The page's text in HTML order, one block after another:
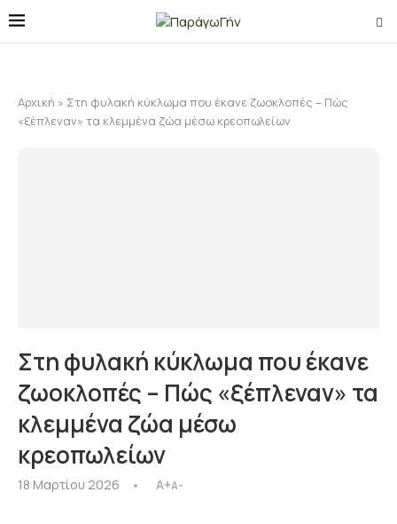
Αρχική » Στη φυλακή κύκλωμα που έκανε ζωοκλοπές – Πώς
«ξέπλεναν» τα κλεμμένα ζώα μέσω κρεοπωλείων
Στη φυλακή κύκλωμα που έκανε
ζωοκλοπές – Πώς «ξέπλεναν» τα
κλεμμένα ζώα μέσω
κρεοπωλείων
18 Μαρτίου 2026 A+A-